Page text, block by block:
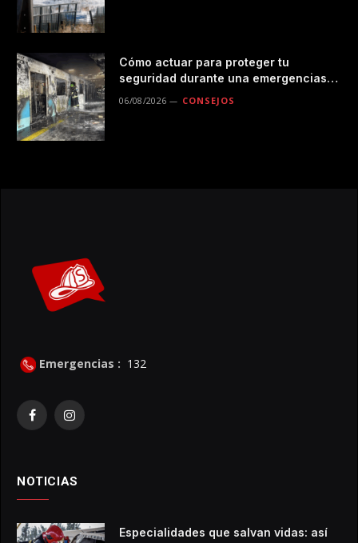
Cómo actuar para proteger tu
seguridad durante una emergencias
en el transporte público
06/08/2026 CONSEJOS
Emergencias : 132
FacebookInstagram
NOTICIAS
Especialidades que salvan vidas: así